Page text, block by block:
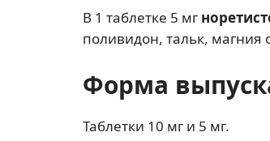
В 1 таблетке 5 мг
поливидон, тальк, магния
Форма
Таблетки 10 мг и 5 мг.